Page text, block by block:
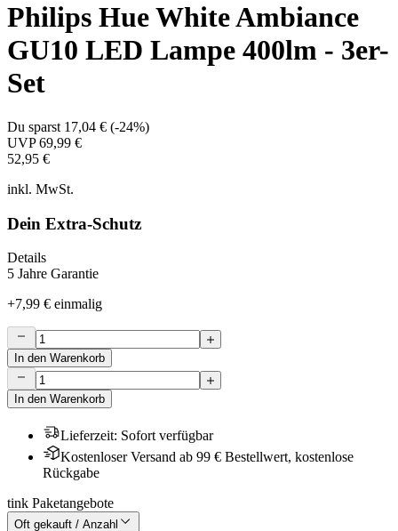
Philips Hue White Ambiance
GU10 LED Lampe 400lm - 3er-
Set
Du sparst 17,04 € (-24%)
UVP69,99 €
52,95 €
inkl. MwSt.
Dein Extra-Schutz
Details
5 Jahre Garantie
+7,99 € einmalig
In den Warenkorb
In den Warenkorb
Lieferzeit: Sofort verfügbar
Kostenloser Versand ab 99 € Bestellwert, kostenlose
Rückgabe
tink Paketangebote
Oft gekauft / Anzahl